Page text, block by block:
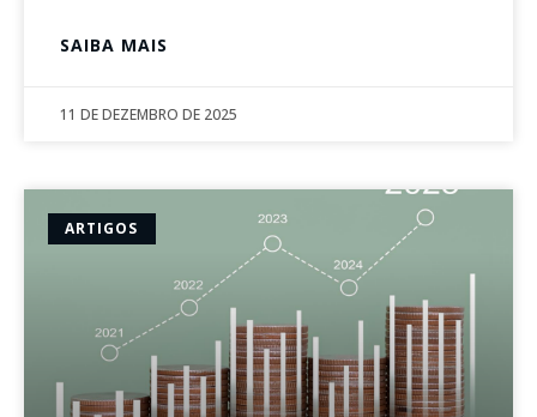
SAIBA MAIS
11 DE DEZEMBRO DE 2025
ARTIGOS